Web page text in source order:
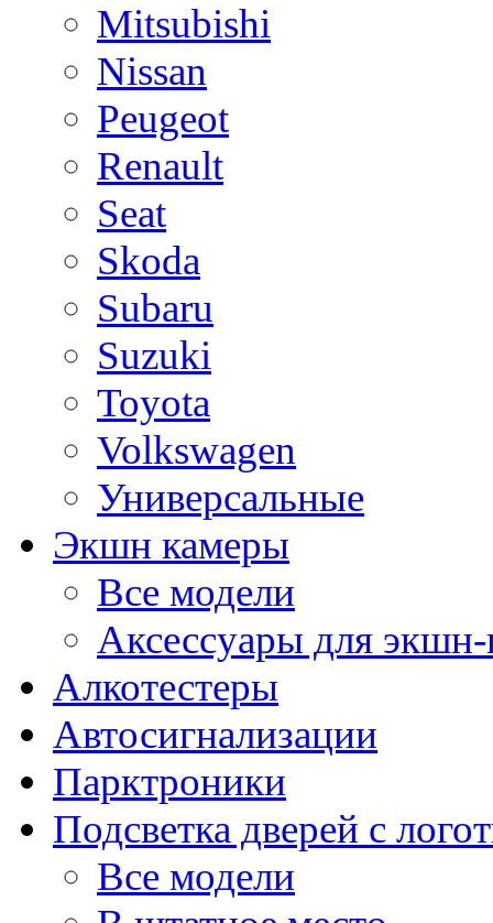
Mitsubishi
Nissan
Peugeot
Renault
Seat
Skoda
Subaru
Suzuki
Toyota
Volkswagen
Универсальные
Экшн камеры
Все модели
Аксессуары для
Алкотестеры
Автосигнализации
Парктроники
Подсветка дверей с
Все модели